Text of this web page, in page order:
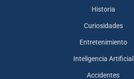
Historia
Curiosidades
Entretenimiento
Inteligencia Artificial
Accidentes